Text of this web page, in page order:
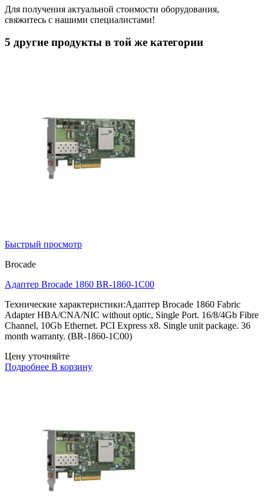
Для получения актуальной стоимости оборудования,
свяжитесь с нашими специалистами!
5 другие продукты в той же категории
Быстрый просмотр
Brocade
Адаптер Brocade 1860 BR-1860-1C00
Технические характеристики:Адаптер Brocade 1860 Fabric
Adapter HBA/CNA/NIC without optic, Single Port. 16/8/4Gb Fibre
Channel, 10Gb Ethernet. PCI Express x8. Single unit package. 36
month warranty. (BR-1860-1C00)
Цену уточняйте
Подробнее В корзину